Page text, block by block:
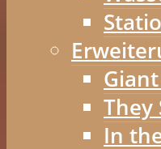
They
In